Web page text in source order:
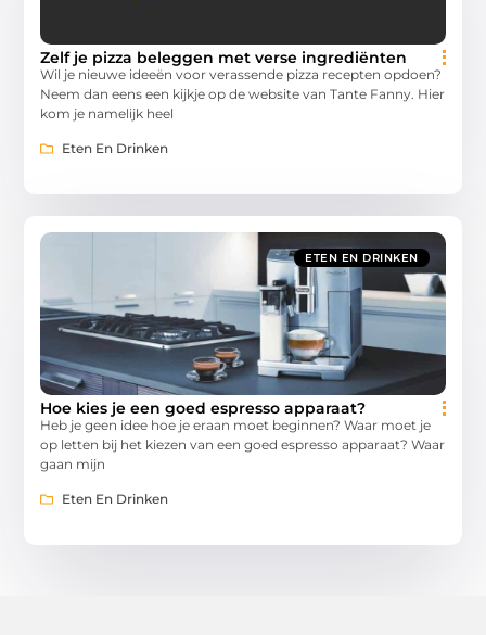
Zelf je pizza beleggen met verse ingrediënten
Wil je nieuwe ideeën voor verassende pizza recepten opdoen?
Neem dan eens een kijkje op de website van Tante Fanny. Hier
kom je namelijk heel
Eten En Drinken
ETEN EN DRINKEN
Hoe kies je een goed espresso apparaat?
Heb je geen idee hoe je eraan moet beginnen? Waar moet je
op letten bij het kiezen van een goed espresso apparaat? Waar
gaan mijn
Eten En Drinken